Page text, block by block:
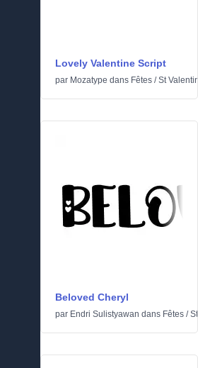
Lovely Valentine Script
par Mozatype dans Fêtes /St
Beloved Cheryl
par Endri Sulistyawan dans Fêtes /